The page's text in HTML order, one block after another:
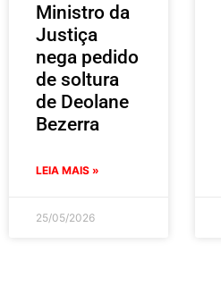
Ministro da
Justiça
nega pedido
de soltura
de Deolane
Bezerra
LEIA MAIS »
25/05/2026